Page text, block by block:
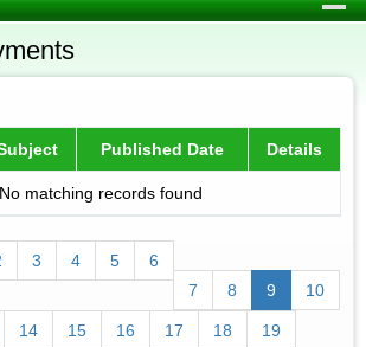
Published Date Details
No matching records found
3 4 5
6
7
8 9 10
14 15 16 17 18 19